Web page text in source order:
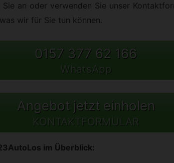
Sie an oder verwenden Sie unser
wir für Sie tun können.
0157 377 62 166
WhatsApp
Angebot jetzt einholen
KONTAKTFORMULAR
im Überblick: